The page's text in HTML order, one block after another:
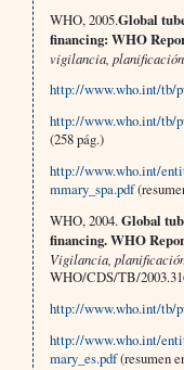
WHO, 2005.Global
financing: WHO
vigilancia,
http://www.who.int/tb/
http://www.who.int/tb/
(258 pág.)
http://www.who.int/
mmary_spa.pdf
WHO, 2004.Global
financing. WHO
Vigilancia,
WHO/CDS/TB/
http://www.who.int/tb/
http://www.who.int/
mary_es.pdf(resumen